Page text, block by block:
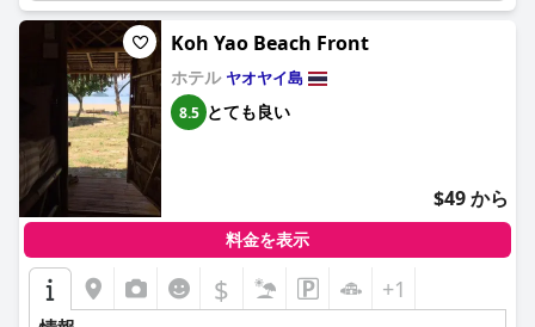
Koh Yao Beach Front
ホテル ヤオヤイ島
8.5 とても良い
$49 から
料金を表示
$ +1